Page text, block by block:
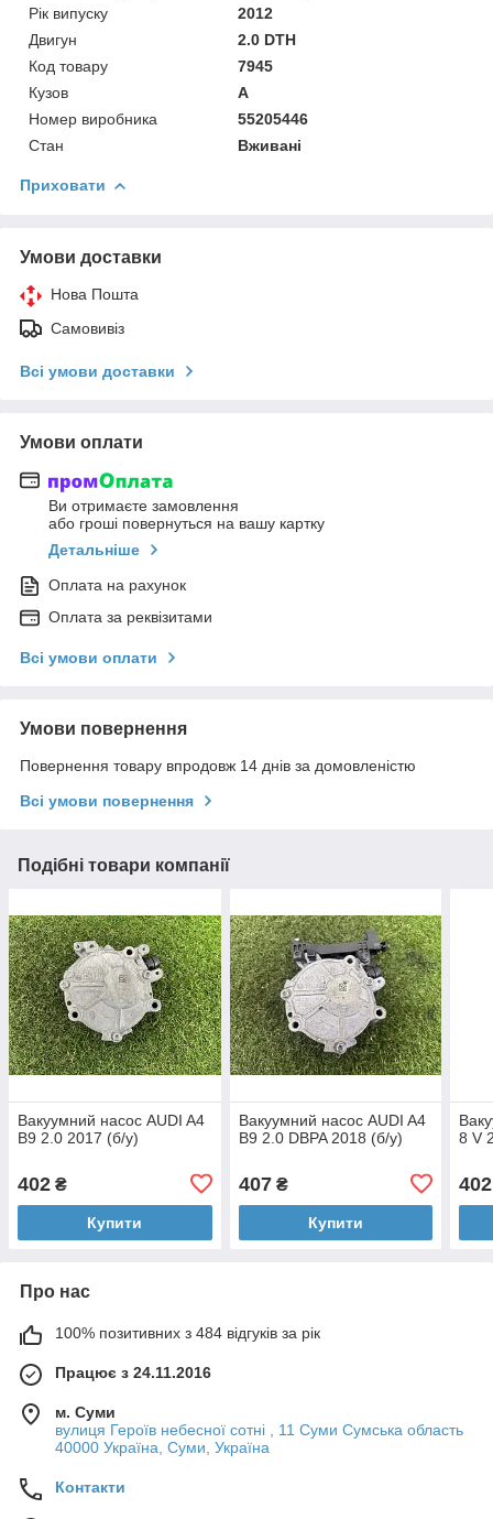
Рік випуску
2012
Двигун
2.0 DTH
Код товару
7945
Кузов
A
Номер виробника
55205446
Стан
Вживані
Приховати
Умови доставки
Нова Пошта
Самовивіз
Всі умови доставки
Умови оплати
Ви отримаєте замовлення
або гроші повернуться на вашу картку
Детальніше
Оплата на рахунок
Оплата за реквізитами
Всі умови оплати
Умови повернення
Повернення товару впродовж 14 днів за домовленістю
Всі умови повернення
Подібні товари компанії
Вакуумний насос AUDI A4
B9 2.0 2017 (б/у)
402 ₴
Купити
Вакуумний насос AUDI A4
B9 2.0 DBPA 2018 (б/у)
407₴
Купити
8 V
402
Про нас
100% позитивних з 484 відгуків за рік
Працює з 24.11.2016
м. Суми
вулиця Героїв небесної сотні , 11 Суми Сумська область
40000 Україна, Суми, Україна
Контакти